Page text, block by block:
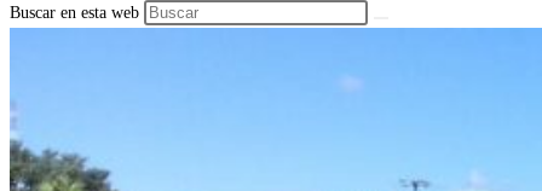
Buscar en esta web